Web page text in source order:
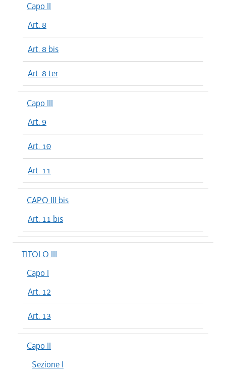
Capo II
Art. 8
Art. 8 bis
Art. 8 ter
Capo III
Art. 9
Art. 10
Art. 11
CAPO III bis
Art. 11 bis
TITOLO III
Capo I
Art. 12
Art. 13
Capo II
Sezione I